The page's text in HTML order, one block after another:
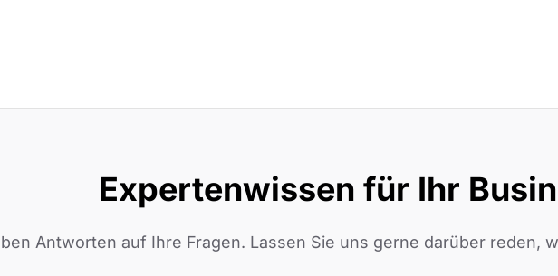
Expertenwissen für Ihr
Antworten auf Ihre Fragen. Lassen Sie uns gerne darüber reden,